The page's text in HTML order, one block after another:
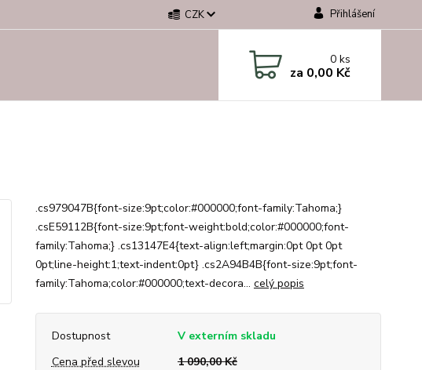
CZK Přihlášení
0ks
za 0,00 Kč
.cs979047B{font-size:9pt;color:#000000;font-family:Tahoma;}
.csE59112B{font-size:9pt;font-weight:bold;color:#000000;font-
family:Tahoma;} .cs13147E4{text-align:left;margin:0pt 0pt 0pt
0pt;line-height:1;text-indent:0pt} .cs2A94B4B{font-size:9pt;font-
family:Tahoma;color:#000000;text-decora... celý popis
Dostupnost
V externím skladu
Cena před slevou
1 090,00 Kč